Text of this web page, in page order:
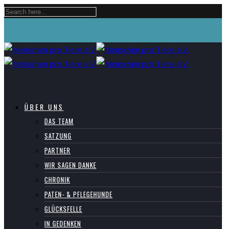
ÜBER UNS
DAS TEAM
SATZUNG
PARTNER
WIR SAGEN DANKE
CHRONIK
PATEN- & PFLEGEHUNDE
GLÜCKSFELLE
IN GEDENKEN